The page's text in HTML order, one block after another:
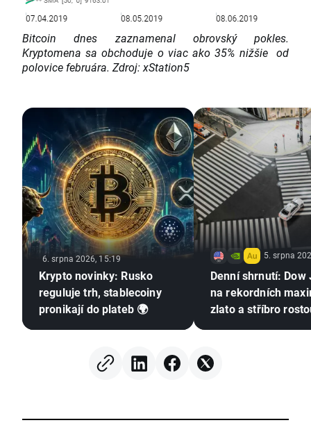
Bitcoin dnes zaznamenal obrovský pokles.
Kryptomena sa obchoduje o viac ako 35% nižšie od
polovice februára. Zdroj: xStation5
6. srpna 2026, 15:19
Krypto novinky: Rusko
reguluje trh, stablecoiny
pronikají do plateb 🌍
5. srpna
Denní shrnutí: Dow
na rekordních
zlato a stříbro